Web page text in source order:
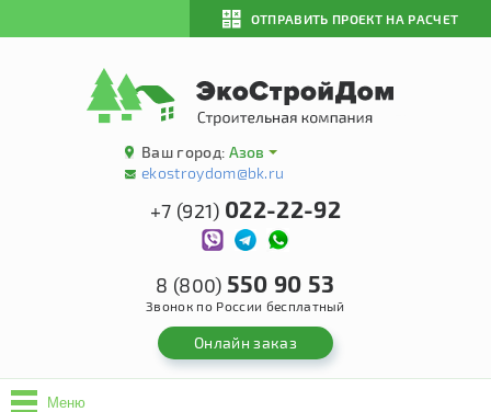
ОТПРАВИТЬ ПРОЕКТ НА РАСЧЕТ
Ваш город: Азов
ekostroydom@bk.ru
+7 (921) 022-22-92
8 (800) 550 90 53
Звонок по России бесплатный
Онлайн заказ
Меню